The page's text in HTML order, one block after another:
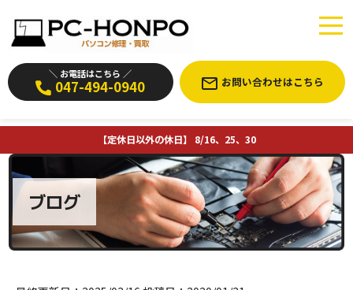
＼ お電話はこちら ／
047-494-0940 お問い合わせはこちら
【定休日以外の休日】 8/16、25、30
ブログ